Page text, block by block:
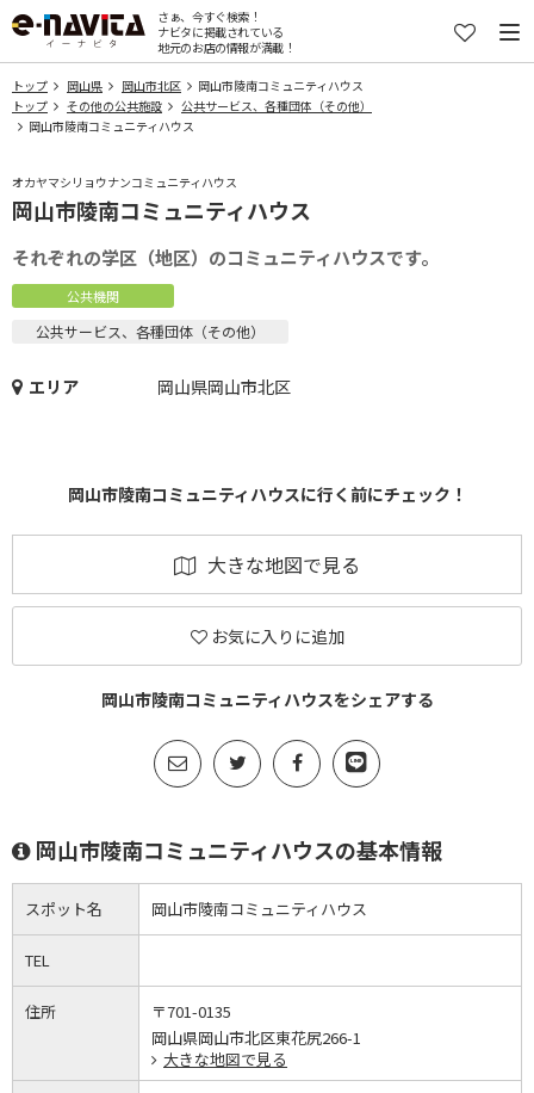
さぁ、今すぐ検索！
ナビタに掲載されている
地元のお店の情報が満載！
トップ 岡山県 岡山市北区
岡山市陵南コミュニティハウス
トップ
その他の公共施設
公共サービス、各種団体（その他）
岡山市陵南コミュニティハウス
オカヤマシリョウナンコミュニティハウス
岡山市陵南コミュニティハウス
それぞれの学区（地区）のコミュニティハウスです。
公共機関
公共サービス、各種団体（その他）
エリア 岡山県岡山市北区
岡山市陵南コミュニティハウスに行く前にチェック！
大きな地図で見る
お気に入りに追加
岡山市陵南コミュニティハウスをシェアする
岡山市陵南コミュニティハウスの基本情報
スポット名 岡山市陵南コミュニティハウス
TEL
住所
〒701-0135
岡山県岡山市北区東花尻266-1
大きな地図で見る